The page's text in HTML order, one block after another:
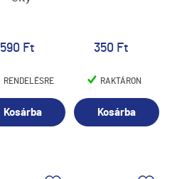
590 Ft
RENDELÉSRE
Kosárba
350 Ft
RAKTÁRON
Kosárba